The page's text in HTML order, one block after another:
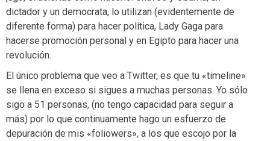
dictador y un democrata, lo utilizan (evidentemente de
diferente forma) para hacer política, Lady Gaga para
hacerse promoción personal y en Egipto para hacer una
revolución.
El único problema que veo a Twitter, es que tu «timeline»
se llena en exceso si sigues a muchas personas. Yo sólo
sigo a 51 personas, (no tengo capacidad para seguir a
más) por lo que continuamente hago un esfuerzo de
depuración de mis «foliowers», a los que escojo por la